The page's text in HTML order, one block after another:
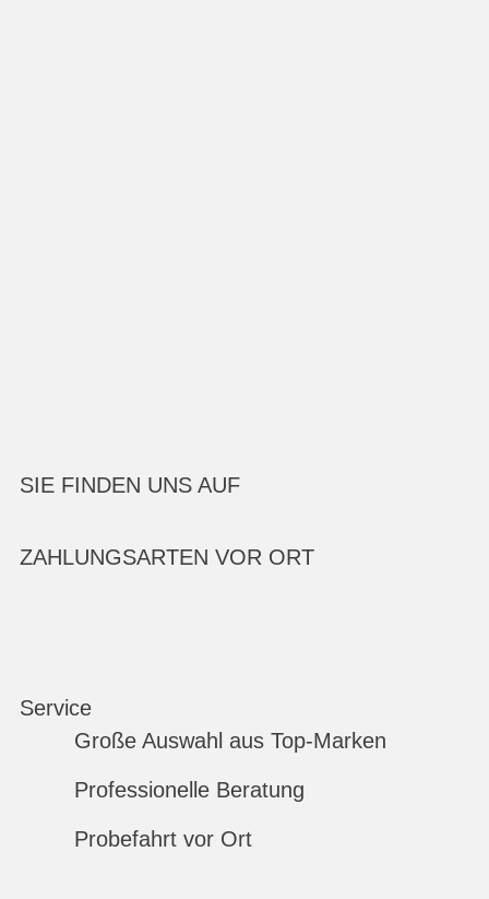
SIE FINDEN UNS AUF
ZAHLUNGSARTEN VOR ORT
Service
Große Auswahl aus Top-Marken
Professionelle Beratung
Probefahrt vor Ort